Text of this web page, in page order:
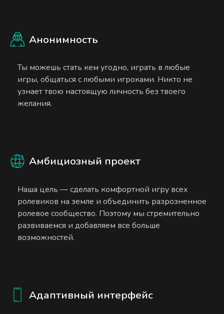
Анонимность
Ты можешь стать кем угодно, играть в любые
игры, общаться с любыми игроками. Никто не
узнает твою настоящую личность без твоего
желания.
Амбициозный проект
Наша цель — сделать комфортной игру всех
ролевиков на земле и объединить разрозненное
ролевое сообщество. Поэтому мы стремительно
развиваемся и добавляем все больше
возможностей.
Адаптивный интерфейс